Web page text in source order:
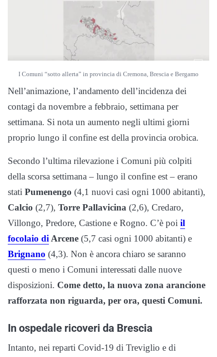
I Comuni “sotto allerta” in provincia di Cremona, Brescia e Bergamo
Nell’animazione, l’andamento dell’incidenza dei
contagi da novembre a febbraio, settimana per
settimana. Si nota un aumento negli ultimi giorni
proprio lungo il confine est della provincia orobica.
Secondo l’ultima rilevazione i Comuni più colpiti
della scorsa settimana – lungo il confine est – erano
stati Pumenengo (4,1 nuovi casi ogni 1000 abitanti),
Calcio (2,7), Torre Pallavicina (2,6), Credaro,
Villongo, Predore, Castione e Rogno. C’è poi il
focolaio di Arcene (5,7 casi ogni 1000 abitanti) e
Brignano (4,3). Non è ancora chiaro se saranno
questi o meno i Comuni interessati dalle nuove
disposizioni. Come detto, la nuova zona arancione
rafforzata non riguarda, per ora, questi Comuni.
In ospedale ricoveri da Brescia
Intanto, nei reparti Covid-19 di Treviglio e di